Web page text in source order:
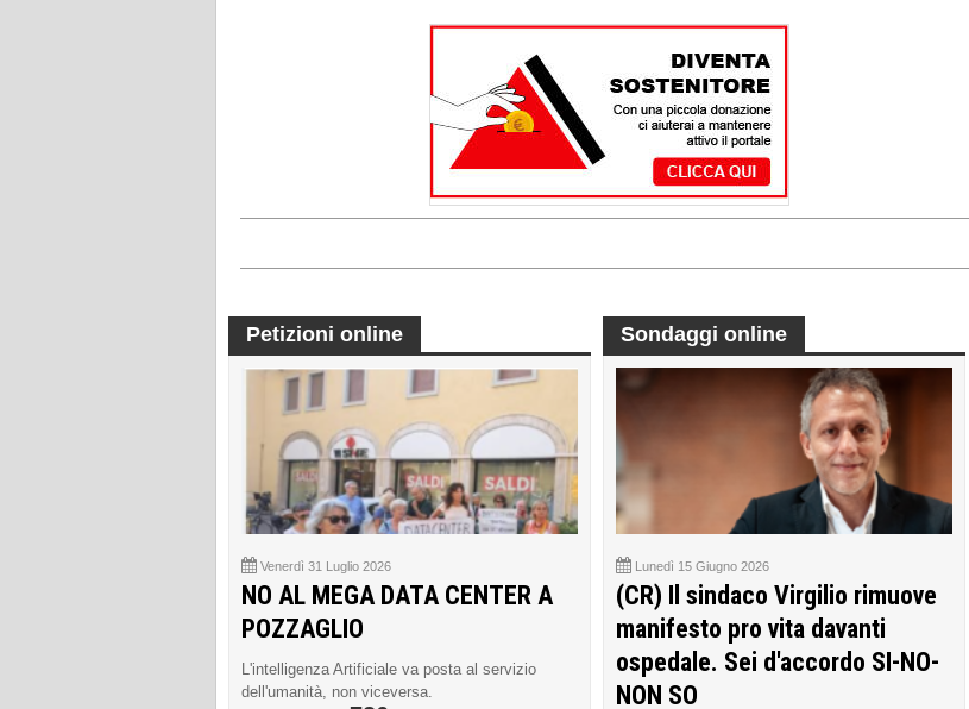
Petizioni online
Venerdì 31 Luglio 2026
NO AL MEGA DATA CENTER A
POZZAGLIO
L'intelligenza Artificiale va posta al servizio
dell'umanità, non viceversa.
Sondaggi online
Lunedì 15 Giugno 2026
(CR) Il sindaco Virgilio rimuove
manifesto pro vita davanti
ospedale. Sei d'accordo SI-NO-
NON SO